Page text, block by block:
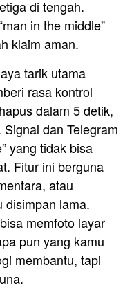
di tengah.
in the middle”
klaim aman.
tarik utama
rasa kontrol
dalam 5 detik,
dan Telegram
yang tidak bisa
Fitur ini berguna
atau
disimpan lama.
memfoto layar
pun yang kamu
membantu, tapi